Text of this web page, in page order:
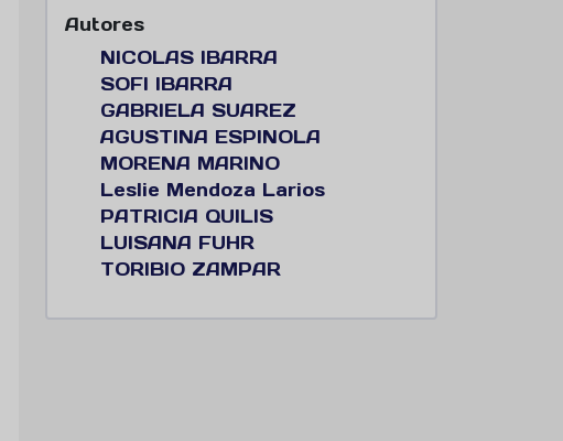
Autores
NICOLAS IBARRA
SOFI IBARRA
GABRIELA SUAREZ
AGUSTINA ESPINOLA
MORENA MARINO
Leslie Mendoza Larios
PATRICIA QUILIS
LUISANA FUHR
TORIBIO ZAMPAR